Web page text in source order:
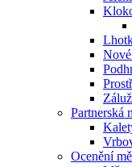
Partnerská
Ocenění